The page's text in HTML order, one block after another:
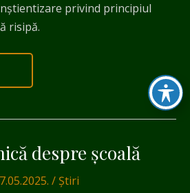
privind principiul
risipă.
despre școală
/ Știri